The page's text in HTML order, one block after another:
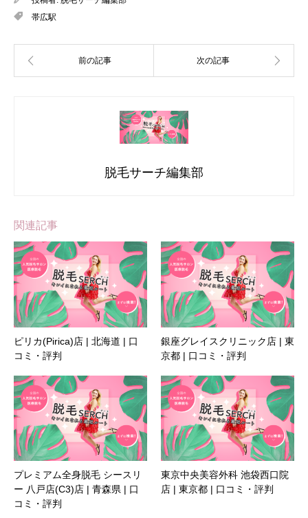
帯広駅
脱毛サーチ編集部
関連記事
ピリカ(Pirica)店 | 北海道 | 口
コミ・評判
銀座グレイスクリニック店 | 東
京都 | 口コミ・評判
プレミアム全身脱毛 シースリ
ー 八戸店(C3)店 | 青森県 | 口
コミ・評判
東京中央美容外科 池袋西口院
店 | 東京都 | 口コミ・評判